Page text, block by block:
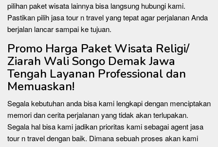
pilihan paket wisata lainnya bisa langsung hubungi kami.
Pastikan pilih jasa tour n travel yang tepat agar perjalanan Anda
berjalan lancar sampai ke tujuan.
Promo Harga Paket Wisata Religi/
Ziarah Wali Songo Demak Jawa
Tengah Layanan Professional dan
Memuaskan!
Segala kebutuhan anda bisa kami lengkapi dengan menciptakan
memori dan cerita perjalanan yang tidak akan terlupakan.
Segala hal bisa kami jadikan prioritas kami sebagai agent jasa
tour n travel dengan baik. Dimana sebuah proses akan kami